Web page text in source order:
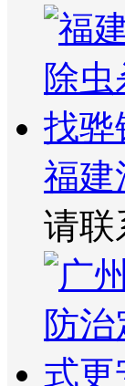
福建
请联